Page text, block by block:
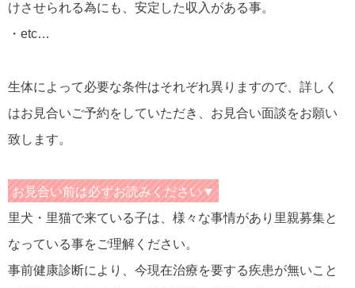
けさせられる為にも、安定した収入がある事。
・etc…
生体によって必要な条件はそれぞれ異りますので、詳しく
はお見合いご予約をしていただき、お見合い面談をお願い
致します。
お見合い前は必ずお読みください▼
里犬・里猫で来ている子は、様々な事情があり里親募集と
なっている事をご理解ください。
事前健康診断により、今現在治療を要する疾患が無いこと